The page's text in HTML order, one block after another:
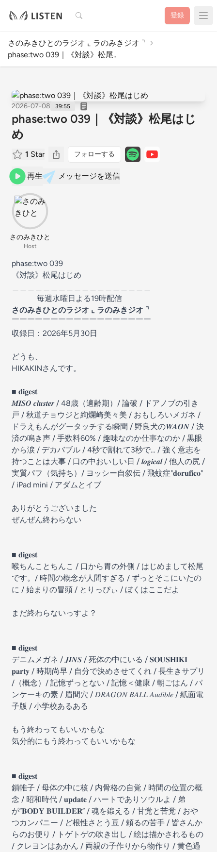
検索 登録
さのみきひとのラジオ ⌞ ラのみきジオ ⌝
phase:two 039｜《対談》松尾..
2026-07-08 39:55
phase:two 039｜《対談》松尾はじ
め
1 Star フォローする
再生 メッセージを送信
さのみきひと
Host
phase:two 039
《対談》松尾はじめ
毎週水曜日よる19時配信
さのみきひとのラジオ ⌞ ラのみきジオ ⌝
￣￣￣￣￣￣￣￣￣￣￣￣￣￣￣￣￣￣
収録日：2026年5月30日
どうも、
HIKAKINさんです。
■ 𝐝𝐢𝐠𝐞𝐬𝐭
𝑴𝑰𝑺𝑶 𝒄𝒍𝒖𝒔𝒕𝒆𝒓 / 48歳（適齢期）/ 論破 / ドアノブの引き
戸 / 秋道チョウジと絢爛崎美々美 / おもしろいメガネ /
ドラえもんがグータッチする瞬間 / 野良犬の𝑾𝑨𝑶𝑵 / 決
済の鳴き声 / 手数料60% / 趣味なのか仕事なのか / 黒眼
から涙 / デカバブル / 4秒で割れて3秒で… / 強く意志を
持つことは大事 / 口の中おいしい日 / 𝒍𝒐𝒈𝒊𝒄𝒂𝒍 / 他人の尻 /
実質パフ（気持ち）/ ヨッシー自叙伝 / 飛蚊症"𝐝𝐨𝐫𝐮𝐟𝐢𝐜𝐨"
/ iPad mini / アダムとイブ
ありがとうございました
ぜんぜん終わらない
■ 𝐝𝐢𝐠𝐞𝐬𝐭
喉ちんことちんこ / 口から胃の外側 / はじめまして松尾
です。/ 時間の概念が人間すぎる / ずっとそこにいたの
に / 始まりの冒頭 / とりっぴぃ / ぼくはここだよ
まだ終わらないっすよ？
■ 𝐝𝐢𝐠𝐞𝐬𝐭
デニムメガネ / 𝑱𝑰𝑵𝑺 / 死体の中にいる / 𝐒𝐎𝐔𝐒𝐇𝐈𝐊𝐈
𝐩𝐚𝐫𝐭𝐲 / 時期尚早 / 自分で決めさせてくれ / 長生きサプリ
/（概念）/ 記憶ずっとない / 記憶＜健康 / 朝ごはん / パ
ンケーキの素 / 眉間穴 / 𝐷𝑅𝐴𝐺𝑂𝑁 𝐵𝐴𝐿𝐿 𝐴𝑢𝑑𝑖𝑏𝑙𝑒 / 紙面電
子版 / 小学校あるある
もう終わってもいいかもな
気分的にもう終わってもいいかもな
■ 𝐝𝐢𝐠𝐞𝐬𝐭
鎖帷子 / 母体の中に核 / 内骨格の自覚 / 時間の位置の概
念 / 昭和時代 / 𝐮𝐩𝐝𝐚𝐭𝐞 / ハートでありソウルよ / 弟
が”𝐁𝐎𝐃𝐘 𝐁𝐔𝐈𝐋𝐃𝐄𝐑” / 魂を鍛える / 甘党と苦党 / おや
つカンパニー / ど根性さとう豆 / 頼るの苦手 / 皆さんか
らのお便り / トゲトゲの吹き出し / 絵は描かされるもの
/ クレヨンはあかん / 両親の子作りから物作り / 黄色過